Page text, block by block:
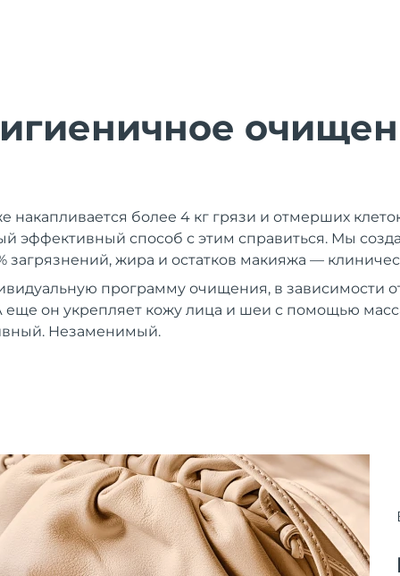
накапливается более 4 кг грязи и отмерших
эффективный способ с этим справиться. Мы
загрязнений, жира и остатков макияжа —
программу очищения, в зависимости
он укрепляет кожу лица и шеи с помощью
Незаменимый.